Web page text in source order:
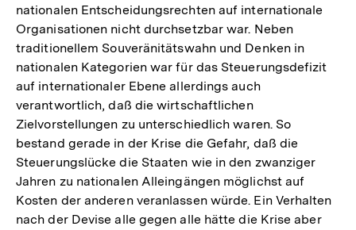
nationalen Entscheidungsrechten auf internationale
Organisationen nicht durchsetzbar war. Neben
traditionellem Souveränitätswahn und Denken in
nationalen Kategorien war für das Steuerungsdefizit
auf internationaler Ebene allerdings auch
verantwortlich, daß die wirtschaftlichen
Zielvorstellungen zu unterschiedlich waren. So
bestand gerade in der Krise die Gefahr, daß die
Steuerungslücke die Staaten wie in den zwanziger
Jahren zu nationalen Alleingängen möglichst auf
Kosten der anderen veranlassen würde. Ein Verhalten
nach der Devise alle gegen alle hätte die Krise aber